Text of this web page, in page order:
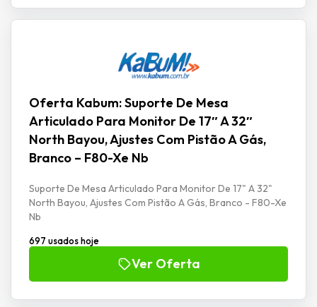
Oferta Kabum: Suporte De Mesa
Articulado Para Monitor De 17″ A 32″
North Bayou, Ajustes Com Pistão A Gás,
Branco – F80-Xe Nb
Suporte De Mesa Articulado Para Monitor De 17" A 32"
North Bayou, Ajustes Com Pistão A Gás, Branco - F80-Xe
Nb
697 usados hoje
Ver Oferta